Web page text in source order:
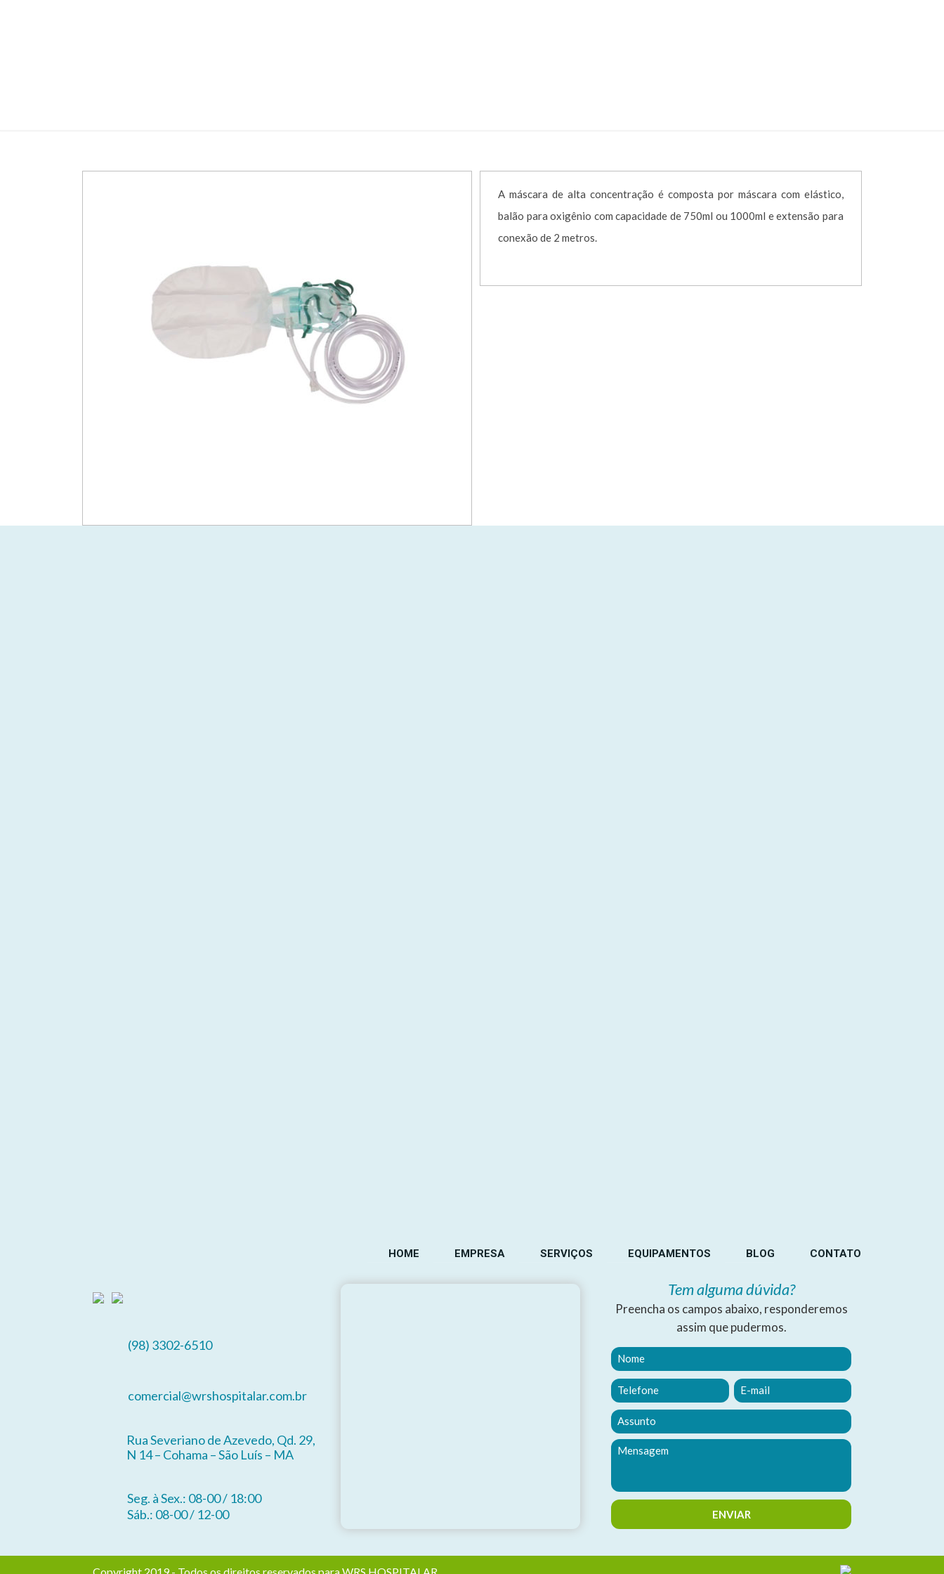
A máscara de alta concentração é composta por máscara com elástico,
balão para oxigênio com capacidade de 750ml ou 1000ml e extensão para
conexão de 2 metros.
HOME EMPRESA SERVIÇOS EQUIPAMENTOS BLOG CONTATO
(98) 3302-6510
comercial@wrshospitalar.com.br
Rua Severiano de Azevedo, Qd. 29,
N 14 – Cohama – São Luís – MA
Seg. à Sex.: 08-00 / 18:00
Sáb.: 08-00 / 12-00
Tem alguma dúvida?
Preencha os campos abaixo, responderemos
assim que pudermos.